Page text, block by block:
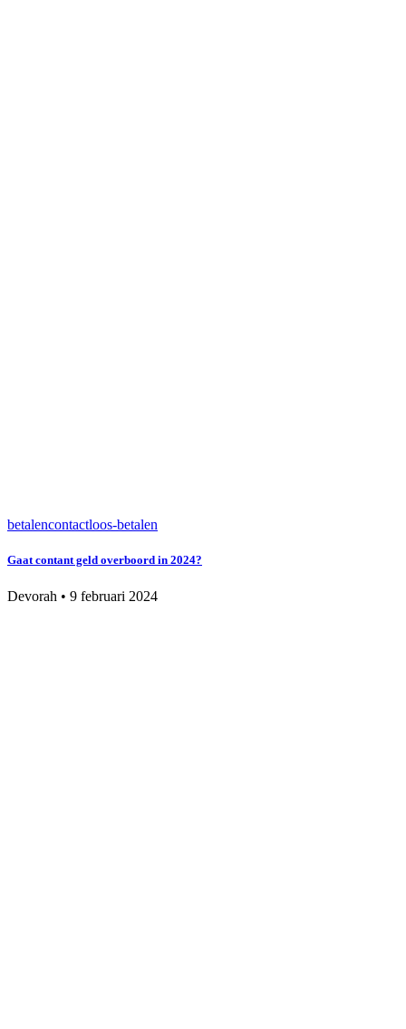
betalencontactloos-betalen
Gaat contant geld overboord in 2024?
Devorah • 9 februari 2024